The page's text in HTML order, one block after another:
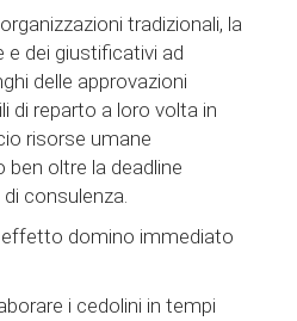
tradizionali, la
e dei giustificativi ad
delle approvazioni
di reparto a loro volta in
risorse umane
oltre la deadline
consulenza.
domino immediato
i cedolini in tempi